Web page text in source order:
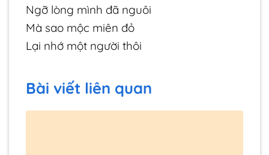
Ngỡ lòng mình đã nguôi
Mà sao mộc miên đỏ
Lại nhớ một người thôi
Bài viết liên quan